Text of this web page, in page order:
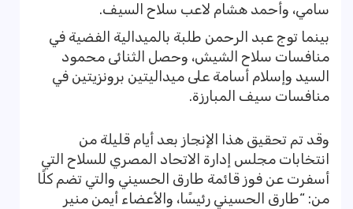
سامي، وأحمد هشام لاعب سلاح السيف.
بينما توج عبد الرحمن طلبة بالميدالية الفضية في
منافسات سلاح الشيش، وحصل الثنائى محمود
السيد وإسلام أسامة على ميداليتين برونزيتين في
منافسات سيف المبارزة.
وقد تم تحقيق هذا الإنجاز بعد أيام قليلة من
انتخابات مجلس إدارة الاتحاد المصري للسلاح التي
أسفرت عن فوز قائمة طارق الحسيني والتي تضم كلًا
من: “طارق الحسيني رئيسًا، والأعضاء أيمن منير